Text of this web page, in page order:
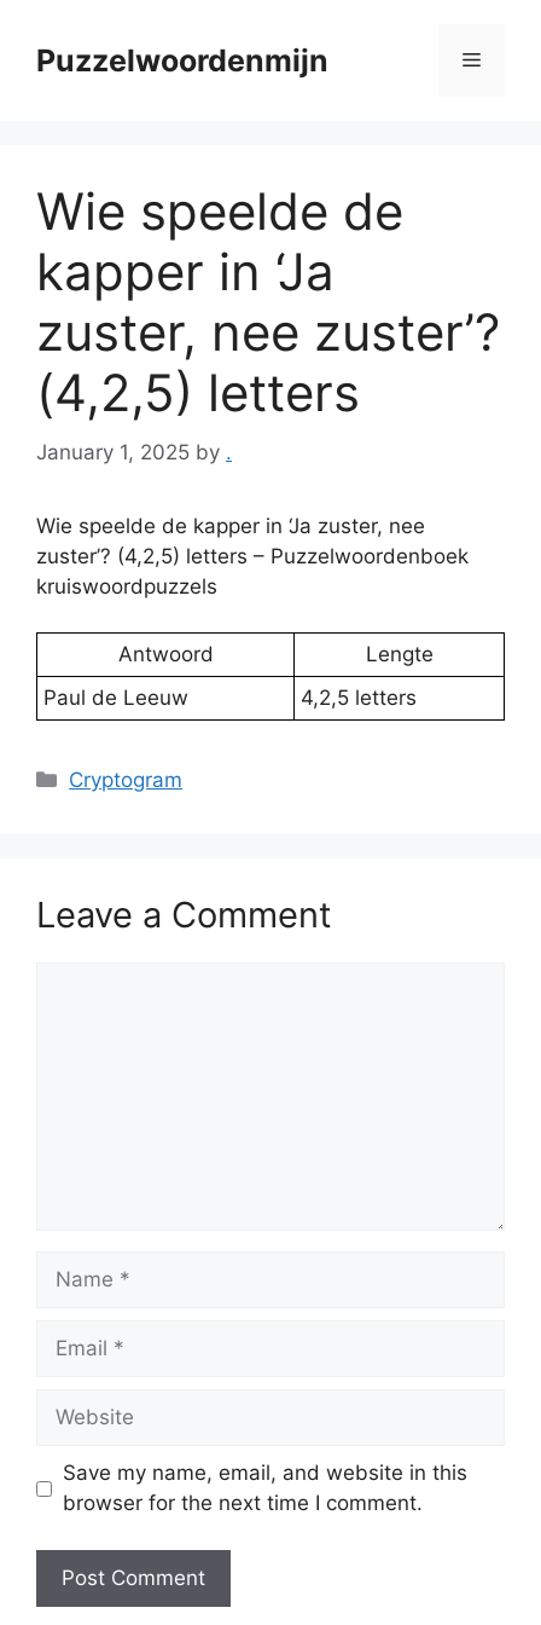
contentPuzzelwoordenmijn Menu
Wie speelde de
kapper in ‘Ja
zuster, nee zuster’?
(4,2,5) letters
January 1, 2025 by .
Wie speelde de kapper in ‘Ja zuster, nee
zuster’? (4,2,5) letters – Puzzelwoordenboek
kruiswoordpuzzels
Antwoord
Lengte
Paul de Leeuw
4,2,5 letters
Categories
Cryptogram
Leave a Comment
Name
Email
Website
Save my name, email, and website in this
browser for the next time I comment.